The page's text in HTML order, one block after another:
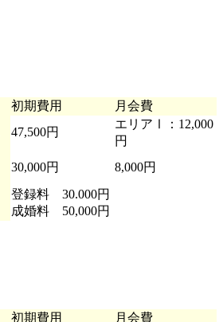
初期費用
月会費
47,500円
エリアⅠ：12,000
円
30,000円 8,000円
登録料 30.000円
成婚料 50,000円
初期費用 月会費